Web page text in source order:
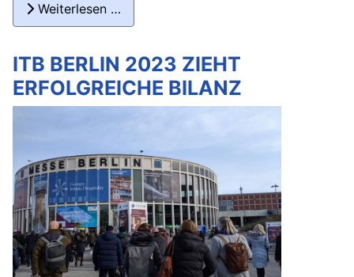
Weiterlesen …
ITB BERLIN 2023 ZIEHT
ERFOLGREICHE BILANZ